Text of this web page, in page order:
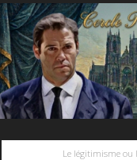
Le légitimisme ou